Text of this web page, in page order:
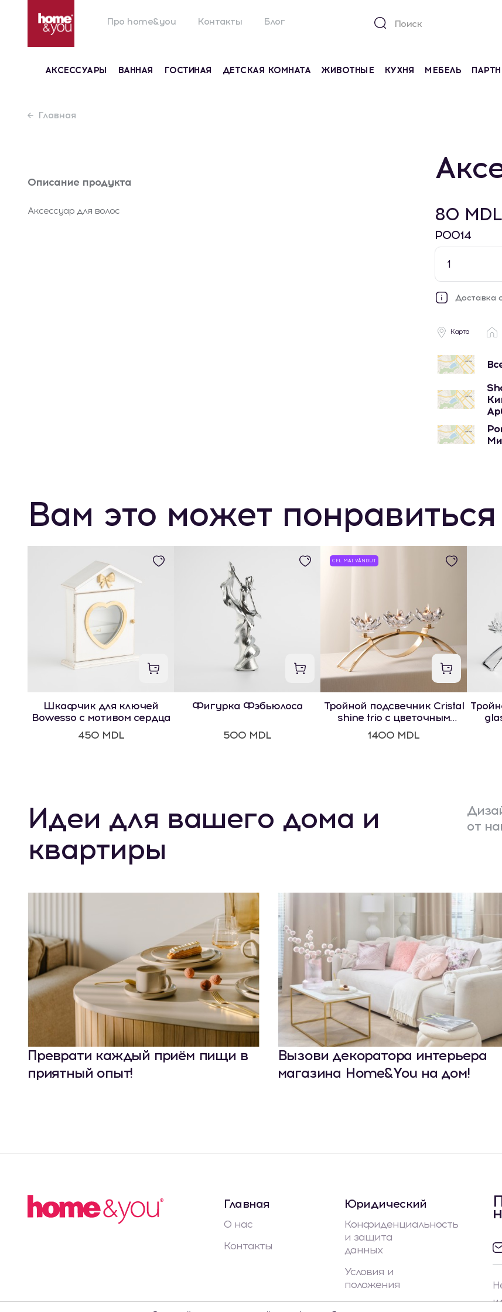
Про home&you Контакты Блог
АКСЕССУАРЫ ВАННАЯ ГОСТИНАЯ ДЕТСКАЯ КОМНАТА ЖИВОТНЫЕ КУХНЯ МЕБЕЛЬ
Главная
Описание продукта
Аксессуар для волос 80 MDL
P0014
1
Доставка
Карта
Вам это может понравиться
Шкафчик для ключей
Bowesso с мотивом сердца
450 MDL
Фигурка Фэбьюлоса
500 MDL
CEL MAI VÂNDUT
Тройной подсвечник Cristal
shine trio с цветочным
мотивом
1400 MDL
Идеи для вашего дома и
квартиры
от
Преврати каждый приём пищи в
приятный опыт!
Вызови декоратора интерьера
магазина Home&You на дом!
Главная
О нас
Контакты
Юридический
Конфиденциальность
и защита
данных
Условия и
положения